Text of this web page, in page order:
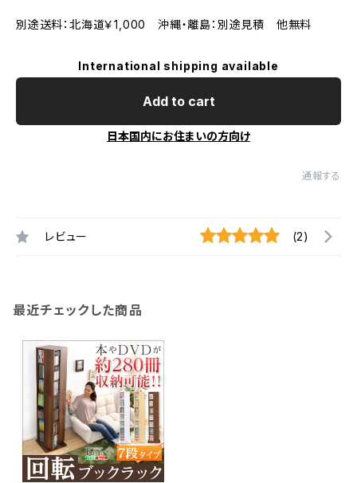
別途送料：北海道￥1,000 沖縄・離島：別途見積 他無料
International shipping available
Add to cart
日本国内にお住まいの方向け
通報する
レビュー (2)
最近チェックした商品